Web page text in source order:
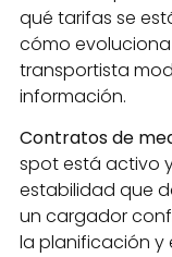
qué tarifas se
cómo
transportista
información.
Contratos de
spot está activo
estabilidad que
un cargador
la planificación y